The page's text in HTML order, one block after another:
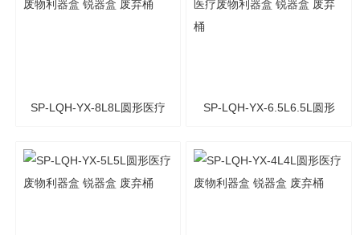
SP-LQH-YX-8L8L圆形医疗 SP-LQH-YX-6.5L6.5L圆形
弃桶